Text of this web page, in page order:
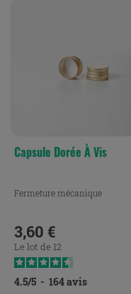
Capsule Dorée À Vis
Fermeture mécanique
Prix
3,60 €
Le lot de 12
4.5/5 - 164avis